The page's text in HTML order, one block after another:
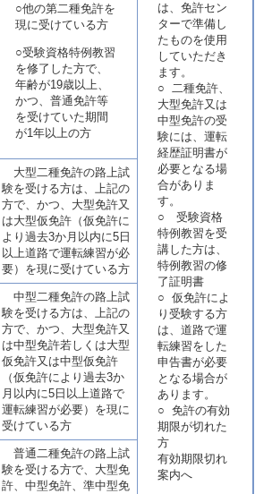
は、免許セン
ターで準備し
たものを使用
していただき
ます。
○ 二種免許、
大型免許又は
中型免許の受
験には、運転
経歴証明書が
必要となる場
合がありま
す。
○ 受験資格
特例教習を受
講した方は、
特例教習の修
了証明書
○ 仮免許によ
り受験する方
は、道路で運
転練習をした
申告書が必要
となる場合が
あります。
○ 免許の有効
期限が切れた
方
有効期限切れ
案内へ
○他の第二種免許を
現に受けている方
○受験資格特例教習
を修了した方で、
年齢が19歳以上、
かつ、普通免許等
を受けていた期間
が1年以上の方
大型二種免許の路上試
験を受ける方は、上記の
方で、かつ、大型免許又
は大型仮免許（仮免許に
より過去3か月以内に5日
以上道路で運転練習が必
要）を現に受けている方
中型二種免許の路上試
験を受ける方は、上記の
方で、かつ、大型免許又
は中型免許若しくは大型
仮免許又は中型仮免許
（仮免許により過去3か
月以内に5日以上道路で
運転練習が必要）を現に
受けている方
普通二種免許の路上試
験を受ける方で、大型免
許、中型免許、準中型免